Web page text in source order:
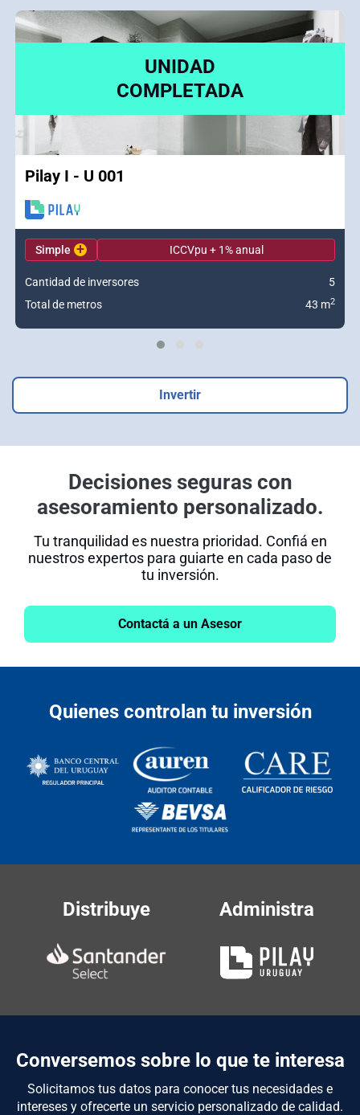
UNIDAD
COMPLETADA
Pilay I - U 001
Simple + ICCVpu + 1% anual
Cantidad de inversores
5
Total de metros
43 m2
Invertir
Decisiones seguras con
asesoramiento personalizado.
Tu tranquilidad es nuestra prioridad. Confiá en
nuestros expertos para guiarte en cada paso de
tu inversión.
Contactá a un Asesor
Quienes controlan tu inversión
Distribuye Administra
Conversemos sobre lo que te interesa
Solicitamos tus datos para conocer tus necesidades e
intereses y ofrecerte un servicio personalizado de calidad.